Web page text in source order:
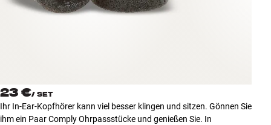
Zubehör
NEUHEITEN
23 €/ SET
Ihr In-Ear-Kopfhörer kann viel besser klingen und sitzen. Gönnen Sie
ihm ein Paar Comply Ohrpassstücke und genießen Sie. In